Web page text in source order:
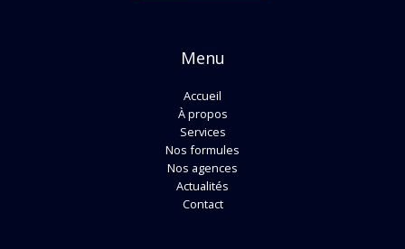
Menu
Accueil
À propos
Services
Nos formules
Nos agences
Actualités
Contact